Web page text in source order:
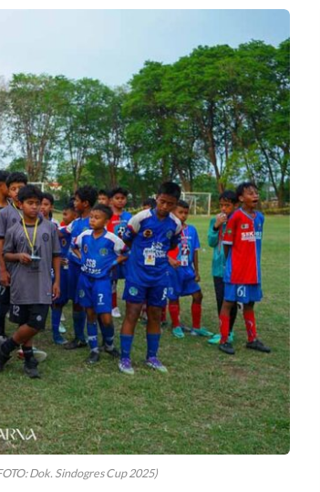
Dok. Sindogres Cup 2025)